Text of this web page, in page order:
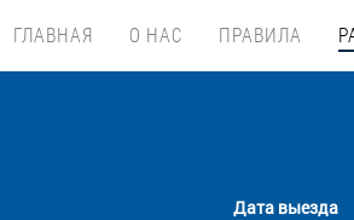
ГЛАВНАЯ О НАС ПРАВИЛА
Дата выезда